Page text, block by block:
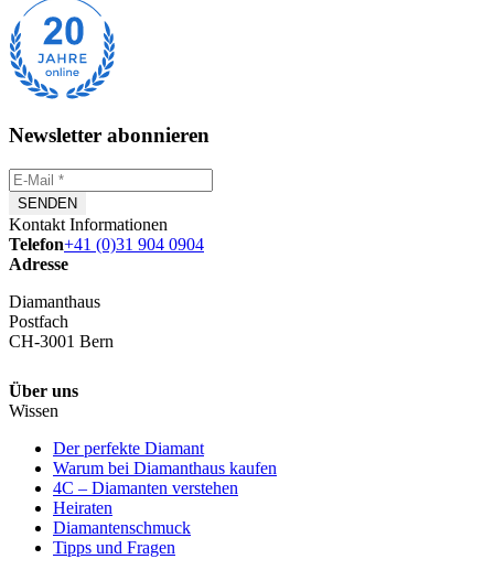
Newsletter abonnieren
Kontakt Informationen
Telefon+41 (0)31 904 0904
Adresse
Diamanthaus
Postfach
CH-3001 Bern
Über uns
Wissen
Der perfekte Diamant
Warum bei Diamanthaus kaufen
4C – Diamanten verstehen
Heiraten
Diamantenschmuck
Tipps und Fragen